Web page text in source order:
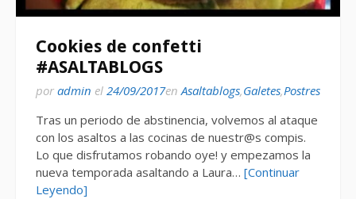
Cookies de confetti
#ASALTABLOGS
por admin el 24/09/2017enAsaltablogs,Galetes,Postres
Tras un periodo de abstinencia, volvemos al ataque
con los asaltos a las cocinas de nuestr@s compis.
Lo que disfrutamos robando oye! y empezamos la
nueva temporada asaltando a Laura… [Continuar
Leyendo]